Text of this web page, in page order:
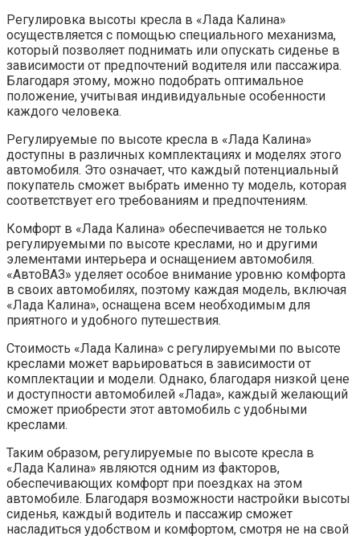
Регулировка высоты кресла в «Лада Калина»
осуществляется с помощью специального механизма,
который позволяет поднимать или опускать сиденье в
зависимости от предпочтений водителя или пассажира.
Благодаря этому, можно подобрать оптимальное
положение, учитывая индивидуальные особенности
каждого человека.
Регулируемые по высоте кресла в «Лада Калина»
доступны в различных комплектациях и моделях этого
автомобиля. Это означает, что каждый потенциальный
покупатель сможет выбрать именно ту модель, которая
соответствует его требованиям и предпочтениям.
Комфорт в «Лада Калина» обеспечивается не только
регулируемыми по высоте креслами, но и другими
элементами интерьера и оснащением автомобиля.
«АвтоВАЗ» уделяет особое внимание уровню комфорта
в своих автомобилях, поэтому каждая модель, включая
«Лада Калина», оснащена всем необходимым для
приятного и удобного путешествия.
Стоимость «Лада Калина» с регулируемыми по высоте
креслами может варьироваться в зависимости от
комплектации и модели. Однако, благодаря низкой цене
и доступности автомобилей «Лада», каждый желающий
сможет приобрести этот автомобиль с удобными
креслами.
Таким образом, регулируемые по высоте кресла в
«Лада Калина» являются одним из факторов,
обеспечивающих комфорт при поездках на этом
автомобиле. Благодаря возможности настройки высоты
сиденья, каждый водитель и пассажир сможет
насладиться удобством и комфортом, смотря не на свой